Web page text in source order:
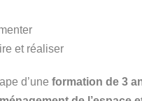
et réaliser
d’une formation de 3